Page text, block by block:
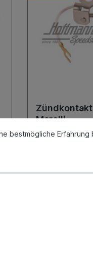
Marelli
Produktnummer:
bestmögliche Erfahrung